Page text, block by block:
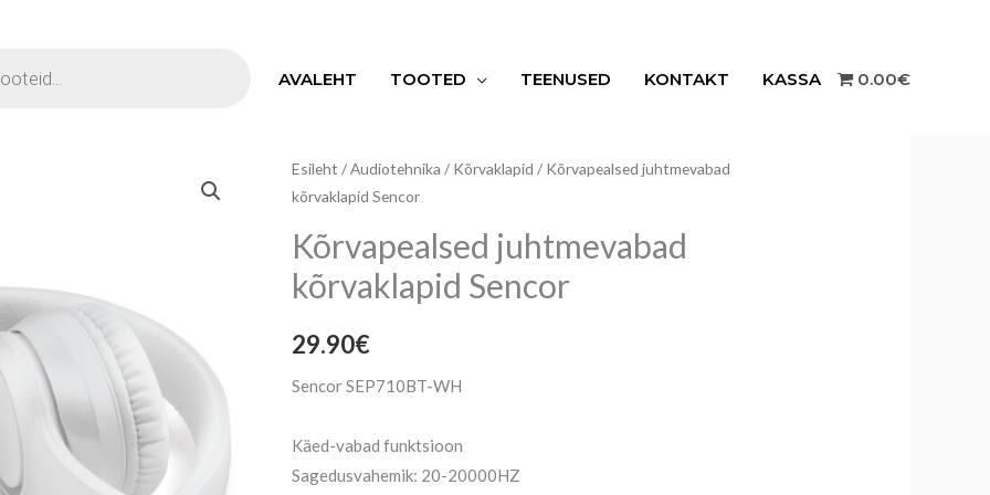
AVALEHT
TOOTED TEENUSED KONTAKT KASSA 0.00€
Esileht /Audiotehnika / Kõrvaklapid / Kõrvapealsed juhtmevabad
kõrvaklapid Sencor
Kõrvapealsed juhtmevabad
kõrvaklapid Sencor
29.90€
Sencor SEP710BT-WH
Käed-vabad funktsioon
Sagedusvahemik: 20-20000HZ
Kõrvapealsed
juhtmevabad
Sencor
kogus